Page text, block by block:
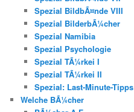
Spezial BildbÃ¤nde VIII
Spezial BilderbÃ¼cher
Spezial Namibia
Spezial Psychologie
Spezial TÃ¼rkei I
Spezial TÃ¼rkei II
Spezial: Last-Minute-Tipps
Welche BÃ¼cher